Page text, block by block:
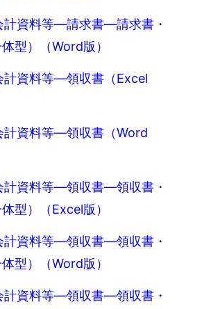
計資料等―請求書―請求書・
型）（Word版）
計資料等―領収書（Excel
計資料等―領収書（Word
計資料等―領収書―領収書・
型）（Excel版）
計資料等―領収書―領収書・
型）（Word版）
計資料等―領収書―領収書・